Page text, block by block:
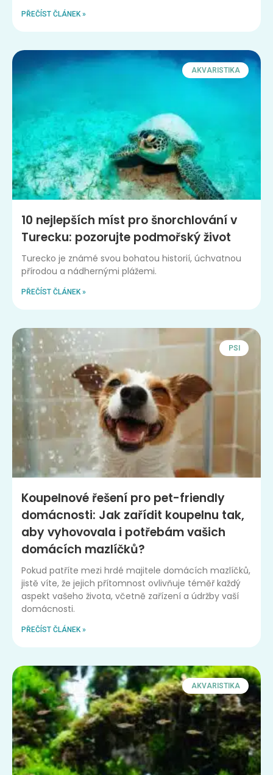
PŘEČÍST ČLÁNEK »
AKVARISTIKA
10 nejlepších míst pro šnorchlování v
Turecku: pozorujte podmořský život
Turecko je známé svou bohatou historií, úchvatnou
přírodou a nádhernými plážemi.
PŘEČÍST ČLÁNEK »
PSI
Koupelnové řešení pro pet-friendly
domácnosti: Jak zařídit koupelnu tak,
aby vyhovovala i potřebám vašich
domácích mazlíčků?
Pokud patříte mezi hrdé majitele domácích mazlíčků,
jistě víte, že jejich přítomnost ovlivňuje téměř každý
aspekt vašeho života, včetně zařízení a údržby vaší
domácnosti.
PŘEČÍST ČLÁNEK »
AKVARISTIKA